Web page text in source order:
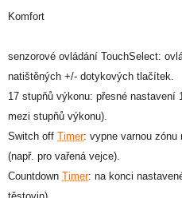
Komfort
senzorové ovládání TouchSelect:
natištěných +/- dotykových tlačítek.
17 stupňů výkonu: přesné nastavení
mezi stupňů výkonu).
Switch off Timer: vypne varnou zónu
(např. pro vařená vejce).
Countdown Timer: na konci